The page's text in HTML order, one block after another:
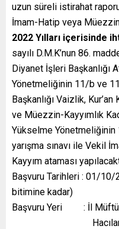
uzun süreli istirahat
İmam-Hatip veya
2022 Yılları içerisinde
sayılı D.M.K’nun 86.
Diyanet İşleri Başkanlığı
Yönetmeliğinin 11/b ve
Başkanlığı Vaizlik,
ve Müezzin-Kayyımlık
Yükselme Yönetmeliğinin
yarışma sınavı ile Vekil
Kayyım ataması
Başvuru Tarihleri : 01/
bitimine kadar)
Başvuru Yeri : İl
Hacılar